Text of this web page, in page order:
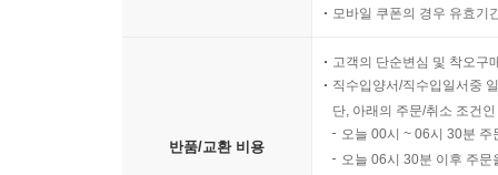
모바일 쿠폰의 경우 유효기
반품/교환 비용
고객의 단순변심 및 착오구
직수입양서/직수입일서중
단, 아래의 주문/취소 조건
오늘 00시 ~ 06시 30분
오늘 06시 30분 이후 주